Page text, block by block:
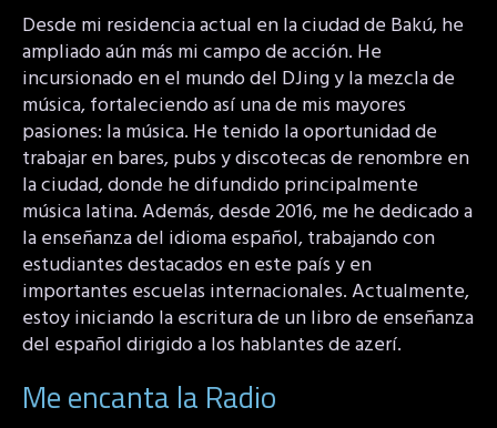
Desde mi residencia actual en la ciudad de Bakú, he
ampliado aún más mi campo de acción. He
incursionado en el mundo del DJing y la mezcla de
música, fortaleciendo así una de mis mayores
pasiones: la música. He tenido la oportunidad de
trabajar en bares, pubs y discotecas de renombre en
la ciudad, donde he difundido principalmente
música latina. Además, desde 2016, me he dedicado a
la enseñanza del idioma español, trabajando con
estudiantes destacados en este país y en
importantes escuelas internacionales. Actualmente,
estoy iniciando la escritura de un libro de enseñanza
del español dirigido a los hablantes de azerí.
Me encanta la Radio